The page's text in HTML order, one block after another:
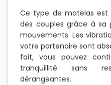
Ce type de matelas est
des couples grâce à sa
mouvements. Les
votre partenaire sont
fait, vous pouvez
tranquillité sans
dérangeantes.